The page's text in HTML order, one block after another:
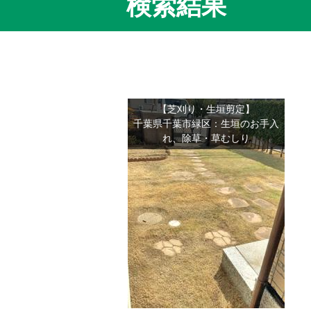
検索結果
【芝刈り・生垣剪定】
千葉県千葉市緑区：生垣のお手入
れ、除草・草むしり